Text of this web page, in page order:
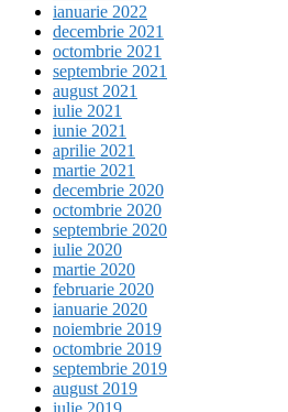
ianuarie 2022
decembrie 2021
octombrie 2021
septembrie 2021
august 2021
iulie 2021
iunie 2021
aprilie 2021
martie 2021
decembrie 2020
octombrie 2020
septembrie 2020
iulie 2020
martie 2020
februarie 2020
ianuarie 2020
noiembrie 2019
octombrie 2019
septembrie 2019
august 2019
iulie 2019